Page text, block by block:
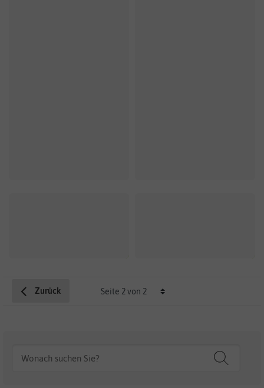
Zurück